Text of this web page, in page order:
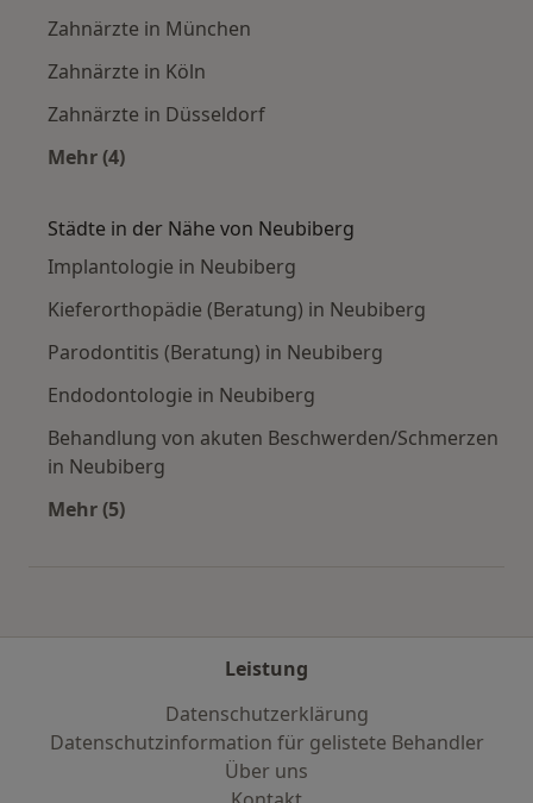
Zahnärzte in München
Zahnärzte in Köln
Zahnärzte in Düsseldorf
Mehr (4)
Städte in der Nähe von Neubiberg
Implantologie in Neubiberg
Kieferorthopädie (Beratung) in Neubiberg
Parodontitis (Beratung) in Neubiberg
Endodontologie in Neubiberg
Behandlung von akuten Beschwerden/Schmerzen
in Neubiberg
Mehr (5)
Leistung
Datenschutzerklärung
Datenschutzinformation für gelistete Behandler
Über uns